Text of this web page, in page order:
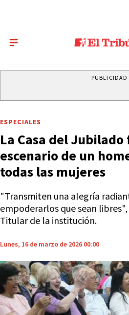
PUBLICIDAD
ESPECIALES
La Casa del Jubilado
escenario de un
todas las mujeres
"Transmiten una alegría
empoderarlos que sean
Titular de la institución.
Lunes, 16 de marzo de 2026 00:00